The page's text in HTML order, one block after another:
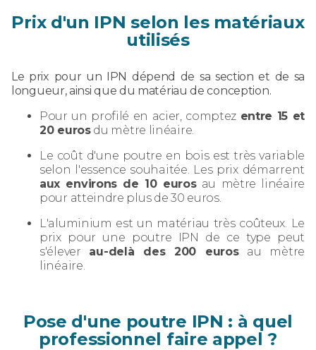
Prix d'un IPN selon les matériaux
utilisés
Le prix pour un IPN dépend de sa section et de sa
longueur, ainsi que du matériau de conception.
Pour un profilé en acier, comptez entre 15 et
20 eurosdu mètre linéaire.
Le coût d'une poutre en bois est très variable
selon l'essence souhaitée. Les prix démarrent
aux environs de 10 eurosau mètre linéaire
pour atteindre plus de 30 euros.
L'aluminium est un matériau très coûteux. Le
prix pour une poutre IPN de ce type peut
s'élever au-delà des 200 eurosau mètre
linéaire.
Pose d'une poutre IPN : à quel
professionnel faire appel ?